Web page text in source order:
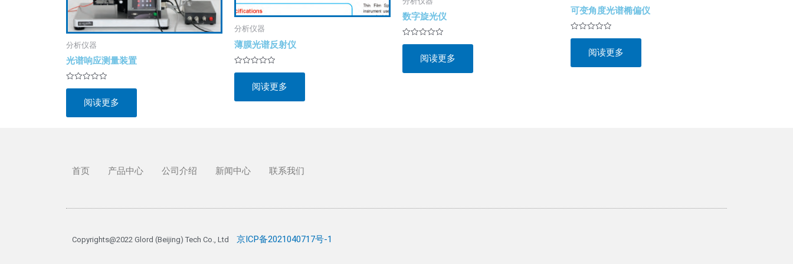
分析仪器
光谱响应测量装置
评
&sol;
5
阅读更多
分析仪器
薄膜光谱反射仪
评
&sol;
5
阅读更多
数字旋光仪
评
&sol;
5
阅读更多
可变角度光谱椭偏仪
评
&sol;
5
阅读更多
首页 产品中心 公司介绍 新闻中心 联系我们
Copyrights@2022 Glord (Beijing) Tech Co., Ltd 京ICP备2021040717号-1